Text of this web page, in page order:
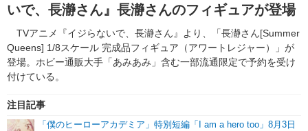
グッズ イベント
声優 コスプレ
舞台 新帝スタ
ラキりす
番組・動画一覧 ラジオ
動画
連載・ブログ
連載・ブログ一覧 コラム
編集部ブログ・お知らせ
いで、長瀞さん』長瀞さんのフィギュアが登場
TVアニメ『イジらないで、長瀞さん』より、「長瀞さん[Summer
Queens] 1/8スケール 完成品フィギュア（アワートレジャー）」が
登場。ホビー通販大手「あみあみ」含む一部流通限定で予約を受け
付けている。
注目記事
「僕のヒーローアカデミア」特別短編「I am a hero too」8月3日